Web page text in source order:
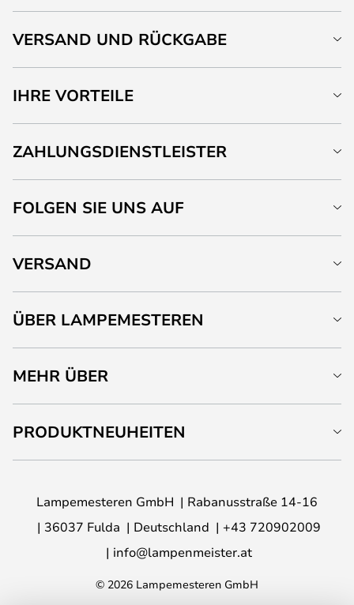
VERSAND UND RÜCKGABE
IHRE VORTEILE
ZAHLUNGSDIENSTLEISTER
FOLGEN SIE UNS AUF
VERSAND
ÜBER LAMPEMESTEREN
MEHR ÜBER
PRODUKTNEUHEITEN
Lampemesteren GmbH
Rabanusstraße 14-16
36037 Fulda
Deutschland
+43 720902009
info@lampenmeister.at
© 2026 Lampemesteren GmbH